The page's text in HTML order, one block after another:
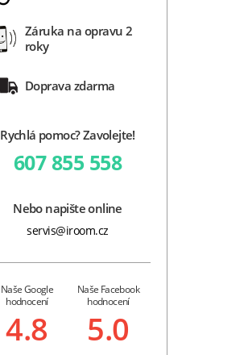
Záruka na opravu 2
roky
Doprava zdarma
Rychlá pomoc? Zavolejte!
607 855 558
Nebo napište online
servis@iroom.cz
Naše Google
hodnocení
4.8
Naše Facebook
hodnocení
5.0